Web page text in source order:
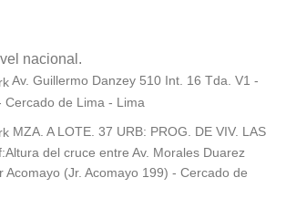
nacional.
Av. Guillermo Danzey 510 Int. 16 Tda. V1 -
Cercado de Lima - Lima
MZA. A LOTE. 37 URB: PROG. DE VIV. LAS
del cruce entre Av. Morales Duarez
Acomayo (Jr. Acomayo 199) - Cercado de